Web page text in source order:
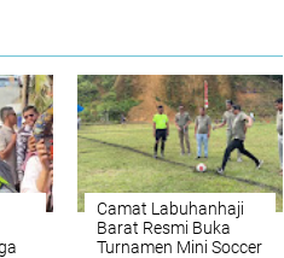
Camat Labuhanhaji
Barat Resmi Buka
Turnamen Mini Soccer